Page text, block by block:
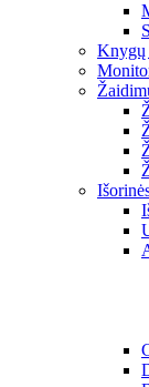
Knygų